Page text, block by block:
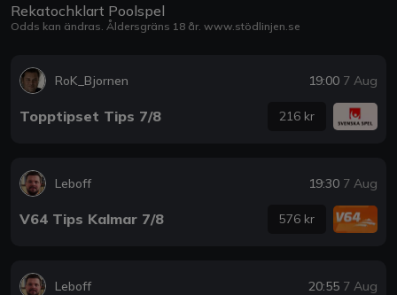
Rekatochklart Poolspel
Odds kan ändras. Åldersgräns 18 år. www.stödlinjen.se
RoK_Bjornen 19:00 7 Aug
Topptipset Tips 7/8 216 kr
Leboff 19:30 7 Aug
V64 Tips Kalmar 7/8 576 kr
Leboff 20:55 7 Aug